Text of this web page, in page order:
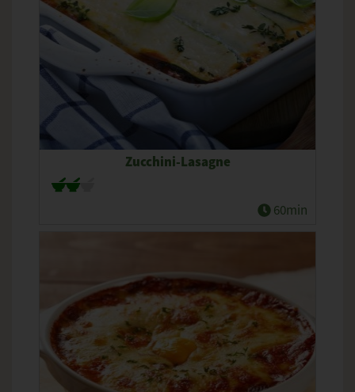
Zucchini-Lasagne
60min